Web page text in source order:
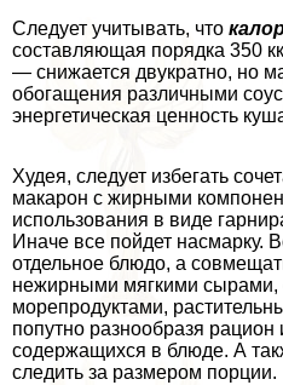
Следует учитывать, что
составляющая порядка 350
— снижается двукратно, но
обогащения различными
энергетическая ценность
Худея, следует избегать
макарон с жирными
использования в виде
Иначе все пойдет насмарку.
отдельное блюдо, а
нежирными мягкими
морепродуктами,
попутно разнообразя
содержащихся в блюде. А
следить за размером порции.